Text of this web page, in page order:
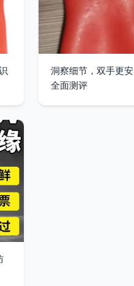
洞察细节，双手更
全面测评